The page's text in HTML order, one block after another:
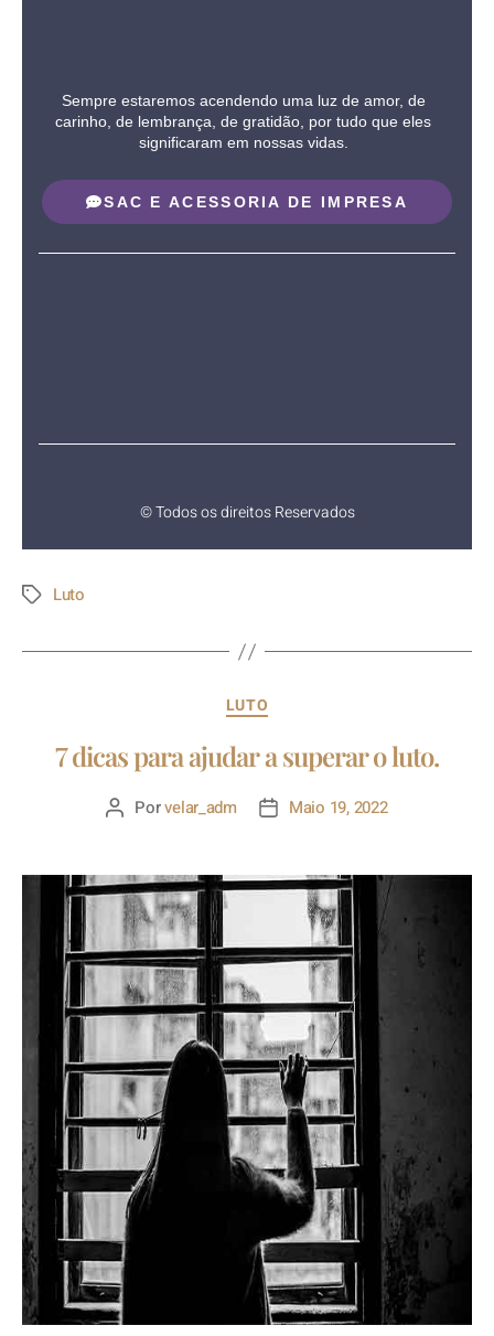
Sempre estaremos acendendo uma luz de amor, de
carinho, de lembrança, de gratidão, por tudo que eles
significaram em nossas vidas.
SAC E ACESSORIA DE IMPRESA
© Todos os direitos Reservados
Luto
LUTO
7 dicas para ajudar a superar o luto.
Porvelar_adm Maio 19, 2022